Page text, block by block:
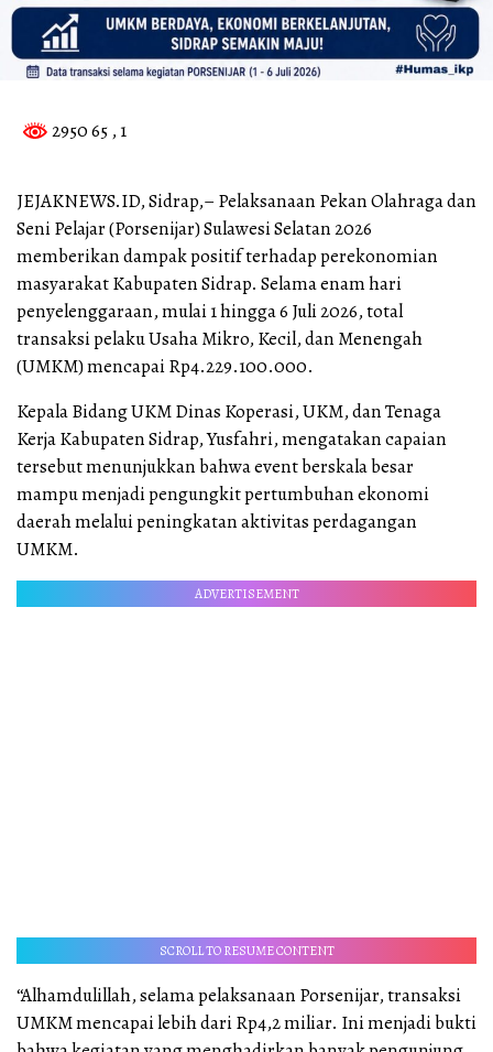
2950 65 , 1
JEJAKNEWS.ID, Sidrap,– Pelaksanaan Pekan Olahraga dan
Seni Pelajar (Porsenijar) Sulawesi Selatan 2026
memberikan dampak positif terhadap perekonomian
masyarakat Kabupaten Sidrap. Selama enam hari
penyelenggaraan, mulai 1 hingga 6 Juli 2026, total
transaksi pelaku Usaha Mikro, Kecil, dan Menengah
(UMKM) mencapai Rp4.229.100.000.
Kepala Bidang UKM Dinas Koperasi, UKM, dan Tenaga
Kerja Kabupaten Sidrap, Yusfahri, mengatakan capaian
tersebut menunjukkan bahwa event berskala besar
mampu menjadi pengungkit pertumbuhan ekonomi
daerah melalui peningkatan aktivitas perdagangan
UMKM.
ADVERTISEMENT
SCROLL TO RESUME CONTENT
“Alhamdulillah, selama pelaksanaan Porsenijar, transaksi
UMKM mencapai lebih dari Rp4,2 miliar. Ini menjadi bukti